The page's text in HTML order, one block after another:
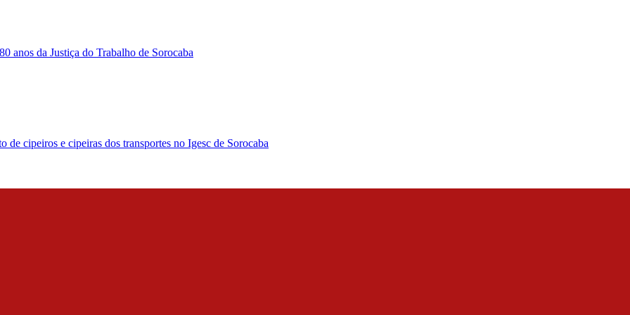
anos da Justiça do Trabalho de Sorocaba
cipeiros e cipeiras dos transportes no Igesc de Sorocaba